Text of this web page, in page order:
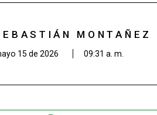
MONTAÑEZ
15 de 2026 09:31 a. m.